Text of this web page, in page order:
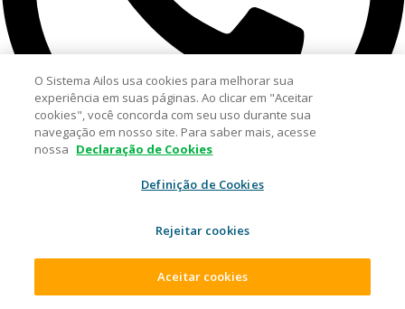
O Sistema Ailos usa cookies para melhorar sua
experiência em suas páginas. Ao clicar em "Aceitar
cookies", você concorda com seu uso durante sua
navegação em nosso site. Para saber mais, acesse
nossa Declaração de Cookies
Definição de Cookies
Rejeitar cookies
Aceitar cookies